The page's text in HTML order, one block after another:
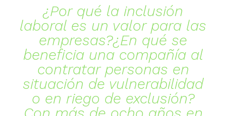
¿Por qué la inclusión
laboral es un valor para las
empresas?¿En qué se
beneficia una compañía al
contratar personas en
situación de vulnerabilidad
o en riego de exclusión?